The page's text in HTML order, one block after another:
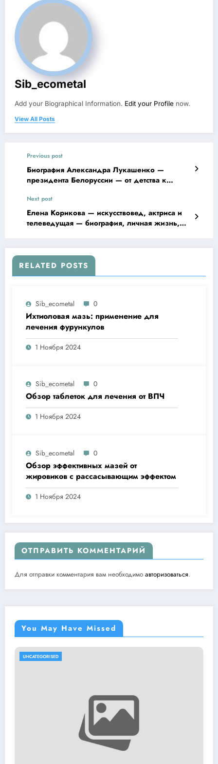
Sib_ecometal
Add your Biographical Information. Edit your Profile now.
View All Posts
Previous post
Биография Александра Лукашенко —
президента Белоруссии — от детства к
Next post
Елена Корикова — искусствовед, актриса и
телеведущая — биография, личная жизнь,
RELATED POSTS
Sib_ecometal 0
Ихтиоловая мазь: применение для
лечения фурункулов
1 Ноября 2024
Sib_ecometal 0
Обзор таблеток для лечения от ВПЧ
1 Ноября 2024
Sib_ecometal 0
Обзор эффективных мазей от
жировиков с рассасывающим эффектом
1 Ноября 2024
ОТПРАВИТЬ КОММЕНТАРИЙ
Для отправки комментария вам необходимо авторизоваться.
You May Have Missed
UNCATEGORISED